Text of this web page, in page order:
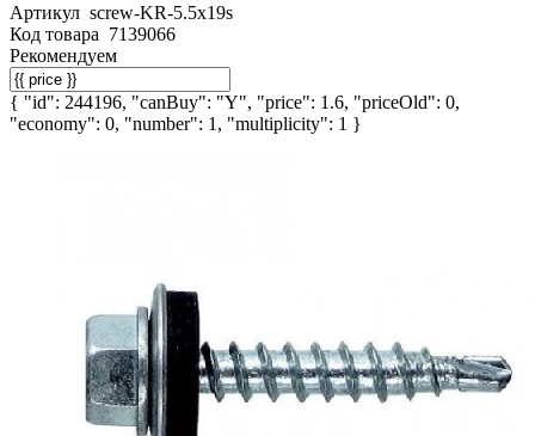
Артикул screw-KR-5.5х19s
Код товара 7139066
Рекомендуем
{ "id": 244196, "canBuy": "Y", "price": 1.6, "priceOld": 0,
"economy": 0, "number": 1, "multiplicity": 1 }